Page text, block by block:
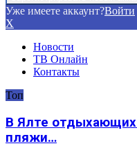
Уже имеете аккаунт?Войти
X
Новости
ТВ Онлайн
Контакты
Топ
В Ялте отдыхающих
пляжи…